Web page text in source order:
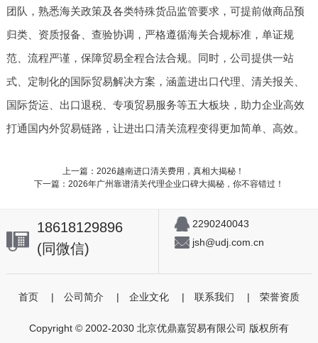
团队，熟悉海关政策及各类特殊货品监管要求，可提前做商品预
归类、资质报备、查验协调，严格遵循海关合规标准，单证规
范、流程严谨，保障贸易全程合法合规。同时，公司提供一站
式、定制化的国际贸易解决方案，涵盖进出口代理、清关报关、
国际货运、出口退税、专项贸易服务等五大板块，助力企业高效
打通国内外贸易链路，让进出口清关流程变得更加简单、高效。
上一篇：2026越南进口清关费用，真相大揭秘！
下一篇：2026年广州靠谱清关代理企业口碑大揭秘，你不容错过！
18618129896
(同微信)
2290240043
jsh@udj.com.cn
首页 | 公司简介 | 企业文化 | 联系我们 | 荣誉资质
Copyright © 2002-2030 北京优鼎嘉贸易有限公司 版权所有